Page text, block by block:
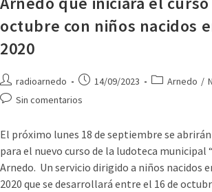
octubre con niños nacidos
2020
radioarnedo 14/09/2023 Arnedo /
Sin comentarios
El próximo lunes 18 de septiembre se
para el nuevo curso de la ludoteca municipal
Arnedo. Un servicio dirigido a niños nacidos
2020 que se desarrollará entre el 16 de